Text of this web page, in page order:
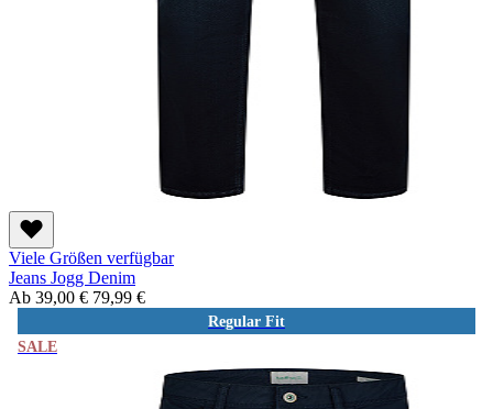
Viele Größen verfügbar
Jeans Jogg Denim
Ab 39,00 € 79,99 €
Regular Fit
SALE